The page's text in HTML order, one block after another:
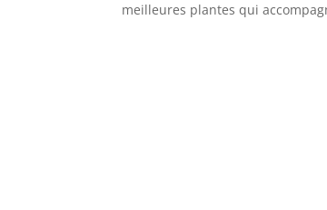
meilleures plantes qui